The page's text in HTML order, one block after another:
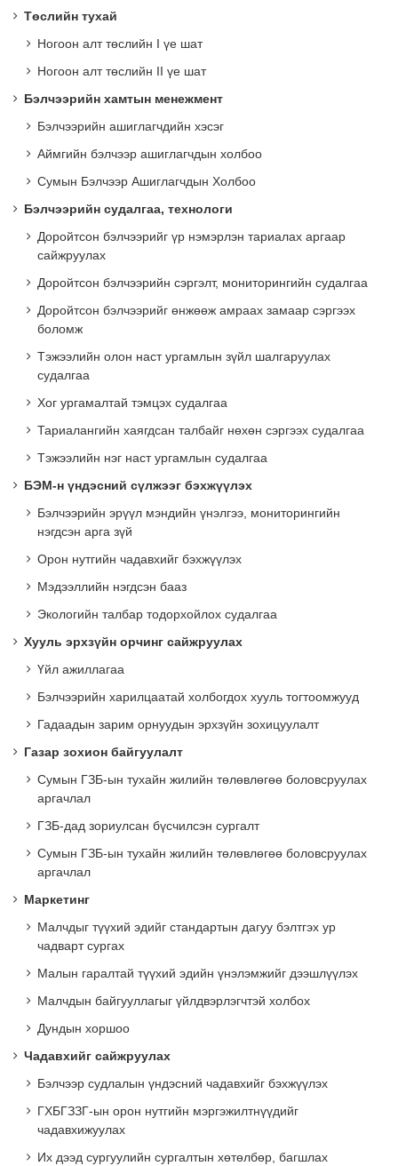
Төслийн тухай
Ногоон алт төслийн I үе шат
Ногоон алт төслийн II үе шат
Бэлчээрийн хамтын менежмент
Бэлчээрийн ашиглагчдийн хэсэг
Аймгийн бэлчээр ашиглагчдын холбоо
Сумын Бэлчээр Ашиглагчдын Холбоо
Бэлчээрийн судалгаа, технологи
Доройтсон бэлчээрийг үр нэмэрлэн тариалах аргаар
сайжруулах
Доройтсон бэлчээрийн сэргэлт, мониторингийн судалгаа
Доройтсон бэлчээрийг өнжөөж амраах замаар сэргээх
боломж
Тэжээлийн олон наст ургамлын зүйл шалгаруулах
судалгаа
Хог ургамалтай тэмцэх судалгаа
Тариалангийн хаягдсан талбайг нөхөн сэргээх судалгаа
Тэжээлийн нэг наст ургамлын судалгаа
БЭМ-н үндэсний сүлжээг бэхжүүлэх
Бэлчээрийн эрүүл мэндийн үнэлгээ, мониторингийн
нэгдсэн арга зүй
Орон нутгийн чадавхийг бэхжүүлэх
Мэдээллийн нэгдсэн бааз
Экологийн талбар тодорхойлох судалгаа
Хууль эрхзүйн орчинг сайжруулах
Үйл ажиллагаа
Бэлчээрийн харилцаатай холбогдох хууль тогтоомжууд
Гадаадын зарим орнуудын эрхзүйн зохицуулалт
Газар зохион байгуулалт
Сумын ГЗБ-ын тухайн жилийн төлөвлөгөө боловсруулах
аргачлал
ГЗБ-дад зориулсан бүсчилсэн сургалт
Сумын ГЗБ-ын тухайн жилийн төлөвлөгөө боловсруулах
аргачлал
Маркетинг
Малчдыг түүхий эдийг стандартын дагуу бэлтгэх ур
чадварт сургах
Малын гаралтай түүхий эдийн үнэлэмжийг дээшлүүлэх
Малчдын байгууллагыг үйлдвэрлэгчтэй холбох
Дундын хоршоо
Чадавхийг сайжруулах
Бэлчээр судлалын үндэсний чадавхийг бэхжүүлэх
ГХБГЗЗГ-ын орон нутгийн мэргэжилтнүүдийг
чадавхижуулах
Их дээд сургуулийн сургалтын хөтөлбөр, багшлах